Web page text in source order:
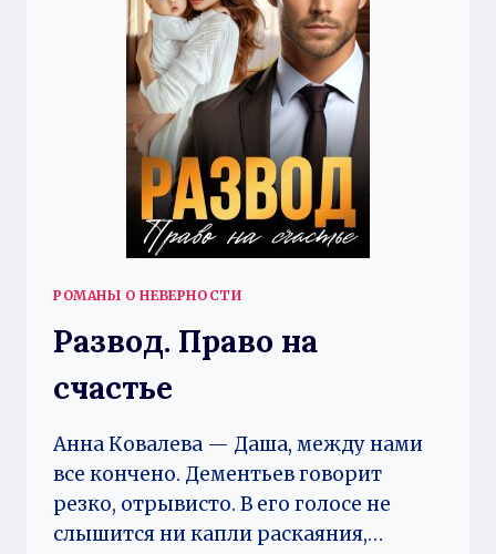
РОМАНЫ О НЕВЕРНОСТИ
Развод. Право на
счастье
Анна Ковалева — Даша, между нами
все кончено. Дементьев говорит
резко, отрывисто. В его голосе не
слышится ни капли раскаяния,…